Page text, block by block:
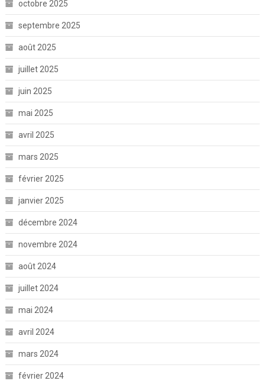
octobre 2025
septembre 2025
août 2025
juillet 2025
juin 2025
mai 2025
avril 2025
mars 2025
février 2025
janvier 2025
décembre 2024
novembre 2024
août 2024
juillet 2024
mai 2024
avril 2024
mars 2024
février 2024